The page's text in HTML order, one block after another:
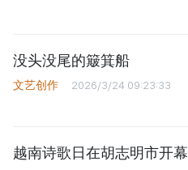
没头没尾的簸箕船
文艺创作 2026/3/24 09:23:33
越南诗歌日在胡志明市开幕